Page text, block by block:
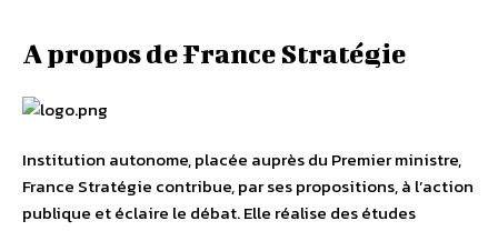
A propos de France Stratégie
Institution autonome, placée auprès du Premier ministre,
France Stratégie contribue, par ses propositions, à l’action
publique et éclaire le débat. Elle réalise des études